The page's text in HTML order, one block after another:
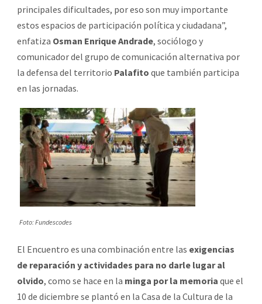
principales dificultades, por eso son muy importante
estos espacios de participación política y ciudadana”,
enfatiza Osman Enrique Andrade, sociólogo y
comunicador del grupo de comunicación alternativa por
la defensa del territorio Palafito que también participa
en las jornadas.
Foto: Fundescodes
El Encuentro es una combinación entre las exigencias
de reparación y actividades para no darle lugar al
olvido, como se hace en la minga por la memoria que el
10 de diciembre se plantó en la Casa de la Cultura de la